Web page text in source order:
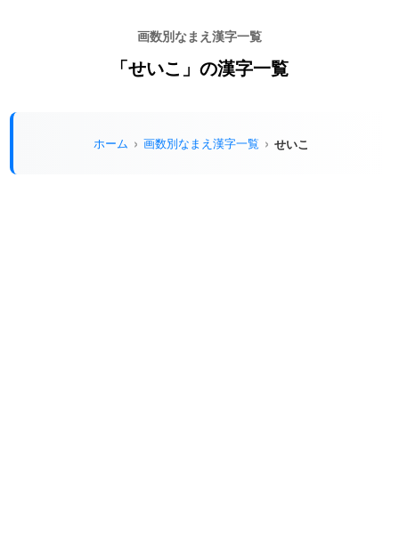
画数別なまえ漢字一覧
「せいこ」の漢字一覧
ホーム 画数別なまえ漢字一覧 せいこ